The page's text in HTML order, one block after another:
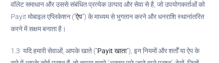
वॉलेट समाधान और उससे संबंधित प्रत्येक उत्पाद और सेवा से है, जो उपयोगकर्ताओं को
Payit मोबाइल एप्लिकेशन (“ऐप“) के माध्यम से भुगतान करने और धनराशि स्थानांतरित
करने में सक्षम बनाता है।
1.3 यदि हमारी सेवाओं, आपके खाते (“Payit खाता“), इन नियमों और शर्तों या ऐप के